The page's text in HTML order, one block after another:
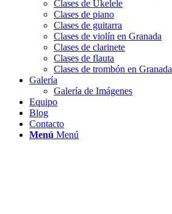
Clases de Ukelele
Clases de piano
Clases de guitarra
Clases de violín en Granada
Clases de clarinete
Clases de flauta
Clases de trombón en Granada
Galería
Galería de Imágenes
Equipo
Blog
Contacto
Menú Menú